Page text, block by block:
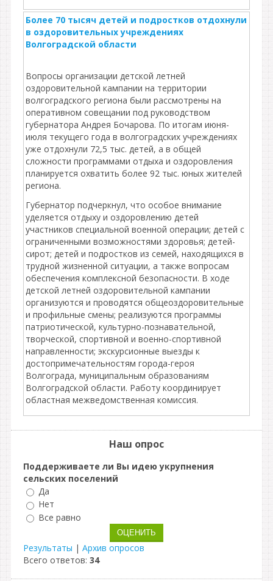
Более 70 тысяч детей и подростков отдохнули
в оздоровительных учреждениях
Волгоградской области
Вопросы организации детской летней
оздоровительной кампании на территории
волгоградского региона были рассмотрены на
оперативном совещании под руководством
губернатора Андрея Бочарова. По итогам июня-
июля текущего года в волгоградских учреждениях
уже отдохнули 72,5 тыс. детей, а в общей
сложности программами отдыха и оздоровления
планируется охватить более 92 тыс. юных жителей
региона.
Губернатор подчеркнул, что особое внимание
уделяется отдыху и оздоровлению детей
участников специальной военной операции; детей с
ограниченными возможностями здоровья; детей-
сирот; детей и подростков из семей, находящихся в
трудной жизненной ситуации, а также вопросам
обеспечения комплексной безопасности. В ходе
детской летней оздоровительной кампании
организуются и проводятся общеоздоровительные
и профильные смены; реализуются программы
патриотической, культурно-познавательной,
творческой, спортивной и военно-спортивной
направленности; экскурсионные выезды к
достопримечательностям города-героя
Волгограда, муниципальным образованиям
Волгоградской области. Работу координирует
областная межведомственная комиссия.
Наш опрос
Поддерживаете ли Вы идею укрупнения
сельских поселений
Да
Нет
Все равно
Результаты | Архив опросов
Всего ответов: 34